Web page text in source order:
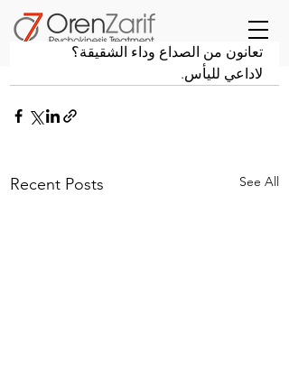
تعانون من الصداع وداء الشقيقة؟
لاداعي لليأس.
Recent Posts See All